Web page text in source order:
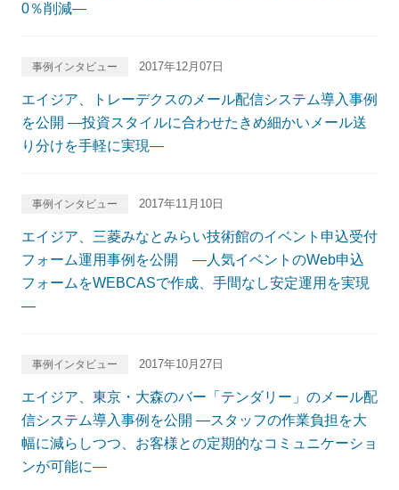
0％削減―
事例インタビュー 2017年12月07日
エイジア、トレーデクスのメール配信システム導入事例
を公開 ―投資スタイルに合わせたきめ細かいメール送
り分けを手軽に実現―
事例インタビュー 2017年11月10日
エイジア、三菱みなとみらい技術館のイベント申込受付
フォーム運用事例を公開 ―人気イベントのWeb申込
フォームをWEBCASで作成、手間なし安定運用を実現
―
事例インタビュー 2017年10月27日
エイジア、東京・大森のバー「テンダリー」のメール配
信システム導入事例を公開 ―スタッフの作業負担を大
幅に減らしつつ、お客様との定期的なコミュニケーショ
ンが可能に―